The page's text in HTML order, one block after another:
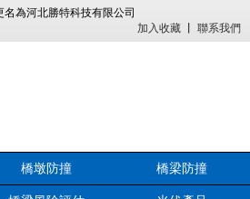
為河北勝特科技有限公司
加入收藏
聯系我們
橋墩防撞 橋梁防撞